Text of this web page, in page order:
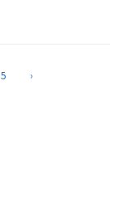
5 ›